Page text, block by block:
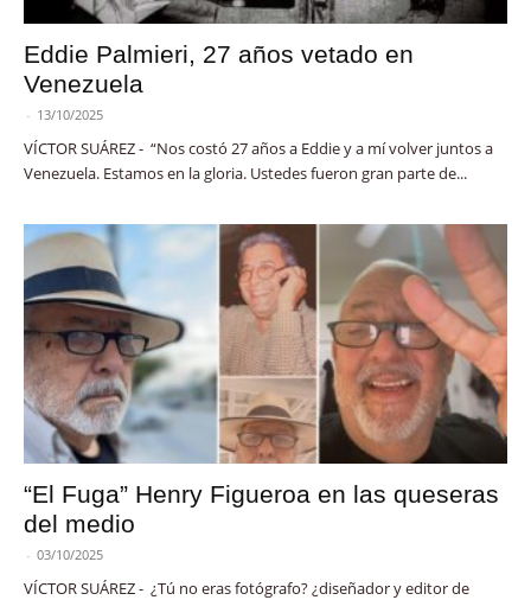
Eddie Palmieri, 27 años vetado en
Venezuela
- 13/10/2025
VÍCTOR SUÁREZ - “Nos costó 27 años a Eddie y a mí volver juntos a
Venezuela. Estamos en la gloria. Ustedes fueron gran parte de...
“El Fuga” Henry Figueroa en las queseras
del medio
- 03/10/2025
VÍCTOR SUÁREZ - ¿Tú no eras fotógrafo? ¿diseñador y editor de